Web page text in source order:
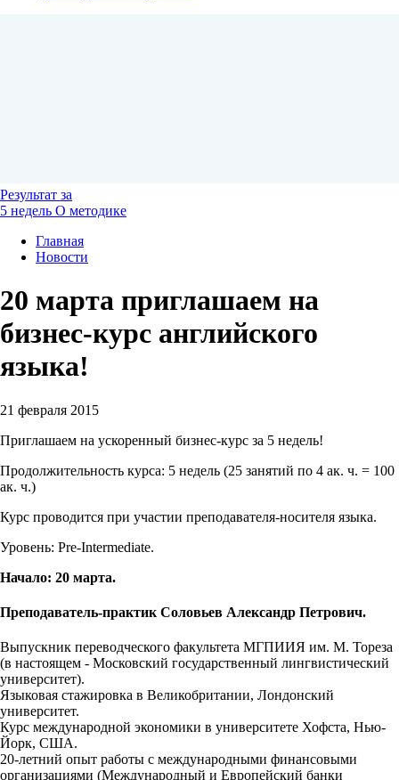
Результат за
5 недель О методике
Главная
Новости
20 марта приглашаем на
бизнес-курс английского
языка!
21 февраля 2015
Приглашаем на ускоренный бизнес-курс за 5 недель!
Продолжительность курса: 5 недель (25 занятий по 4 ак. ч. = 100
ак. ч.)
Курс проводится при участии преподавателя-носителя языка.
Уровень: Pre-Intermediate.
Начало: 20 марта.
Преподаватель-практик Соловьев Александр Петрович.
Выпускник переводческого факультета МГПИИЯ им. М. Тореза
(в настоящем - Московский государственный лингвистический
университет).
Языковая стажировка в Великобритании, Лондонский
университет.
Курс международной экономики в университете Хофста, Нью-
Йорк, США.
20-летний опыт работы с международными финансовыми
организациями (Международный и Европейский банки